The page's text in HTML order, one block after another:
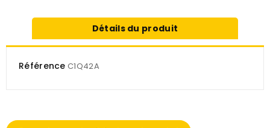
Détails du produit
Référence C1Q42A